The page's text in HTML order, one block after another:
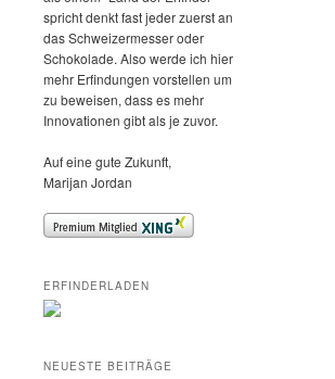
spricht denkt fast jeder zuerst an
das Schweizermesser oder
Schokolade. Also werde ich hier
mehr Erfindungen vorstellen um
zu beweisen, dass es mehr
Innovationen gibt als je zuvor.
Auf eine gute Zukunft,
Marijan Jordan
ERFINDERLADEN
NEUESTE BEITRÄGE